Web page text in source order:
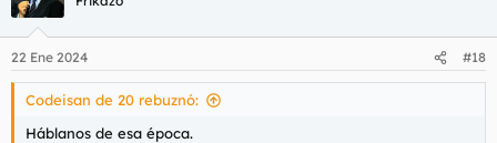
22 Ene 2024 #18
Codeisan de 20 rebuznó:
Háblanos de esa época.